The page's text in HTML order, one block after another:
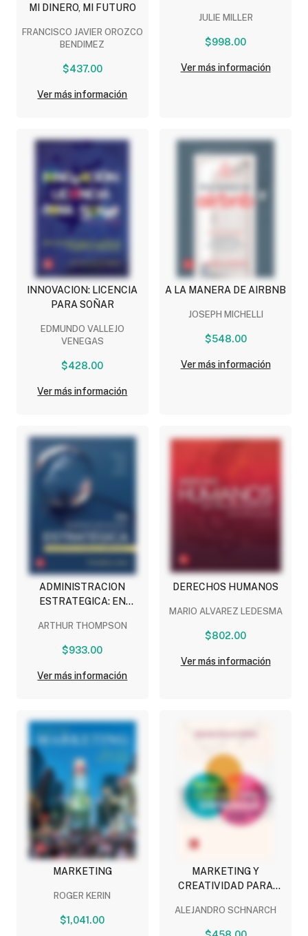
MI DINERO, MI FUTURO
FRANCISCO JAVIER OROZCO
BENDIMEZ
$437.00
Ver más información
JULIE MILLER
$998.00
Ver más información
INNOVACION: LICENCIA
PARA SOÑAR
EDMUNDO VALLEJO
VENEGAS
$428.00
Ver más información
A LA MANERA DE AIRBNB
JOSEPH MICHELLI
$548.00
Ver más información
ADMINISTRACION
ESTRATEGICA: EN
COMPETITIVA.
CONCEPTOS Y CASOS
ARTHUR THOMPSON
$933.00
Ver más información
DERECHOS HUMANOS
MARIO ALVAREZ LEDESMA
$802.00
Ver más información
MARKETING
ROGER KERIN
$1,041.00
MARKETING Y
CREATIVIDAD PARA
ALEJANDRO SCHNARCH